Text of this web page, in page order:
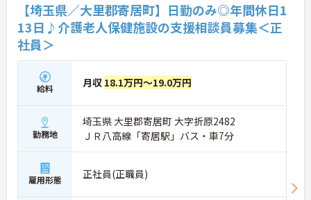
【埼玉県／大里郡寄居町】日勤のみ◎年間休日1
13日♪介護老人保健施設の支援相談員募集＜正
社員＞
給料 月収 18.1万円～19.0万円
勤務地
埼玉県 大里郡寄居町 大字折原2482
ＪＲ八高線「寄居駅」バス・車7分
雇用形態 正社員(正職員)